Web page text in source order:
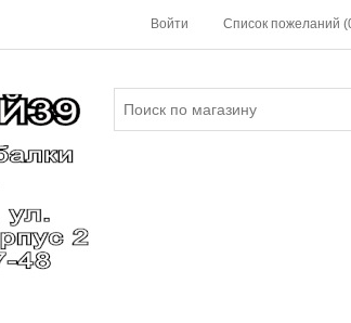
Войти Список пожеланий